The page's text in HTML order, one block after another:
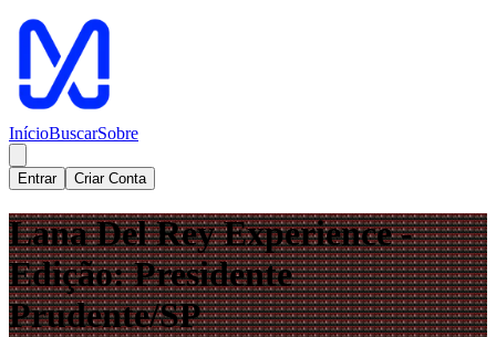
InícioBuscarSobre
Entrar Criar Conta
Lana Del Rey Experience -
Edição: Presidente
Prudente/SP